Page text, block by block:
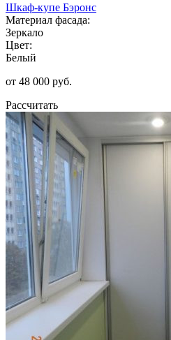
Шкаф-купе Бэронс
Материал фасада:
Зеркало
Цвет:
Белый
от 48 000 руб.
Рассчитать